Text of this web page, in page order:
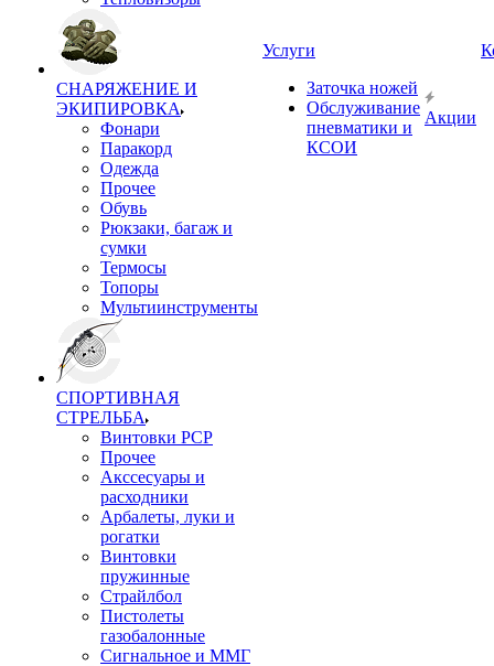
СНАРЯЖЕНИЕ И
ЭКИПИРОВКА
Фонари
Паракорд
Одежда
Прочее
Обувь
Рюкзаки, багаж и
сумки
Термосы
Топоры
Мультиинструменты
СПОРТИВНАЯ
СТРЕЛЬБА
Винтовки PCP
Прочее
Акссесуары и
расходники
Арбалеты, луки и
рогатки
Винтовки
пружинные
Страйлбол
Пистолеты
газобалонные
Сигнальное и ММГ
Услуги
Заточка ножей
Обслуживание
пневматики и
КСОИ
Акции